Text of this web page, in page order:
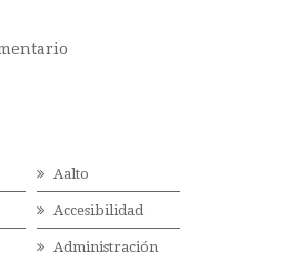
Aalto
Accesibilidad
Administración